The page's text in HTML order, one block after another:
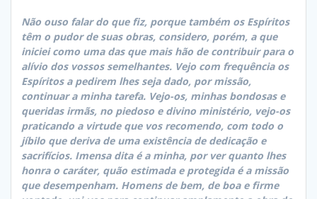
Não ouso falar do que fiz, porque também os Espíritos
têm o pudor de suas obras, considero, porém, a que
iniciei como uma das que mais hão de contribuir para o
alívio dos vossos semelhantes. Vejo com frequência os
Espíritos a pedirem lhes seja dado, por missão,
continuar a minha tarefa. Vejo-os, minhas bondosas e
queridas irmãs, no piedoso e divino ministério, vejo-os
praticando a virtude que vos recomendo, com todo o
jíbilo que deriva de uma existência de dedicação e
sacrifícios. Imensa dita é a minha, por ver quanto lhes
honra o caráter, quão estimada e protegida é a missão
que desempenham. Homens de bem, de boa e firme